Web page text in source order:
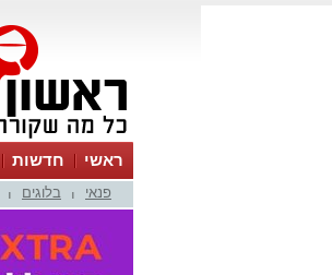
ראשי חדשות
פנאי בלוגים